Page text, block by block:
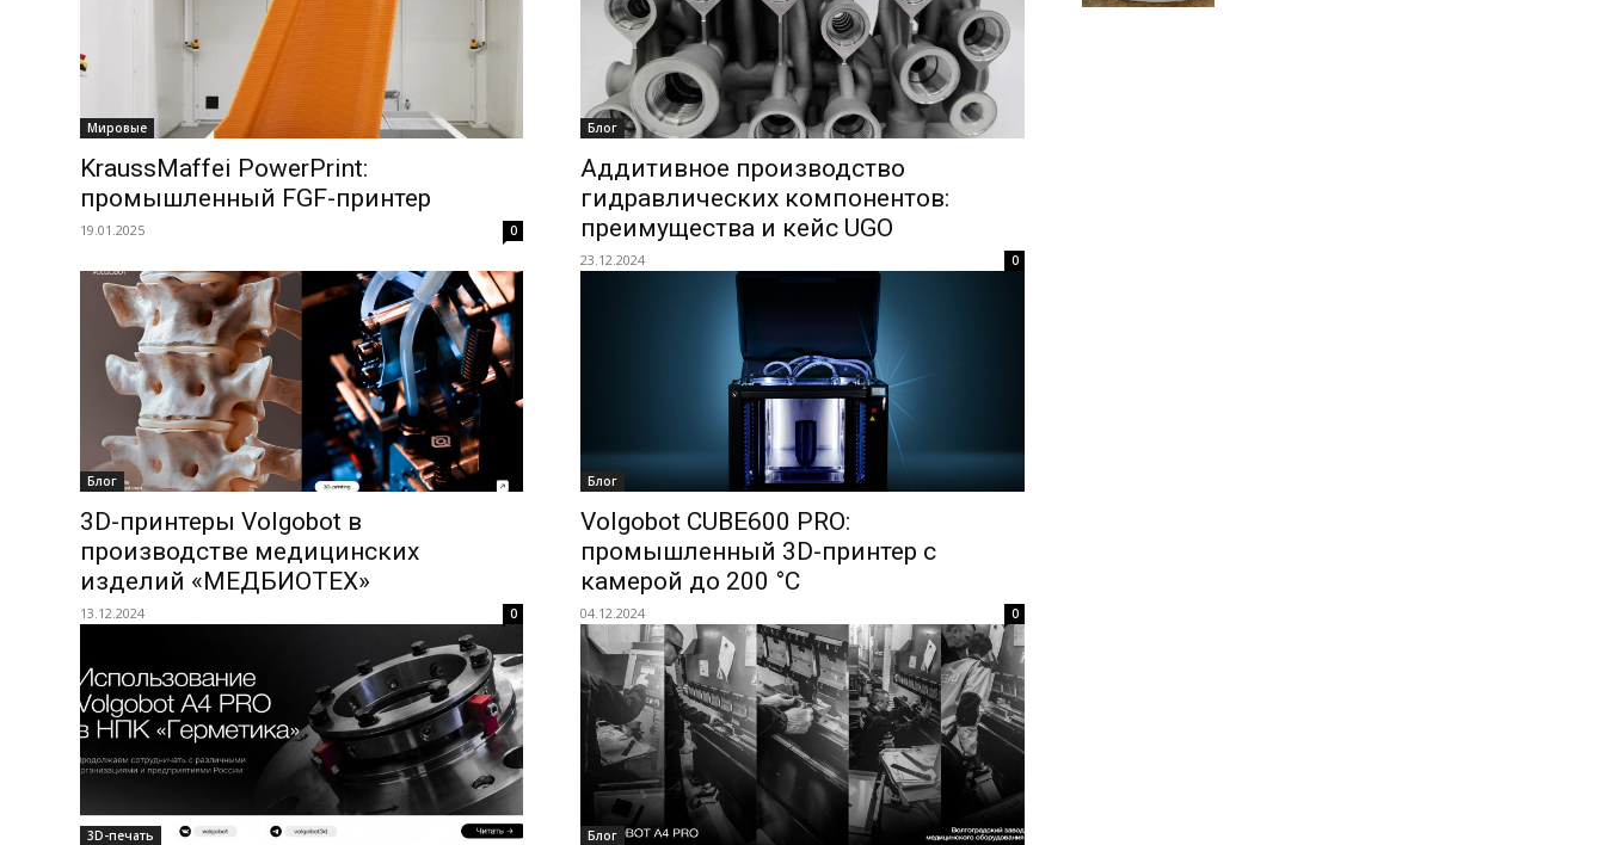
Мировые
KraussMaffei PowerPrint:
промышленный FGF-принтер
19.01.2025 0
Блог
Аддитивное производство
гидравлических компонентов:
преимущества и кейс UGO
23.12.2024 0
Блог
3D-принтеры Volgobot в
производстве медицинских
изделий «МЕДБИОТЕХ»
13.12.2024 0
Блог
Volgobot CUBE600 PRO:
промышленный 3D-принтер с
камерой до 200 °C
04.12.2024 0
3D-печать Блог